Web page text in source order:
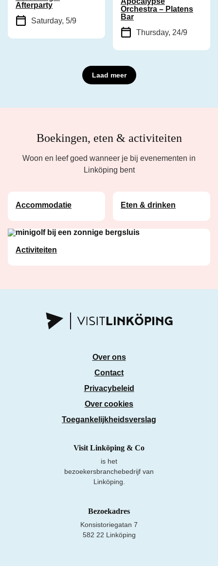
Afterparty
Saturday, 5/9
Orchestra – Platens
Bar
Thursday, 24/9
Laad meer
Boekingen, eten & activiteiten
Woon en leef goed wanneer je bij evenementen in
Linköping bent
Accommodatie Eten & drinken
Activiteiten
Over ons
Contact
Privacybeleid
Over cookies
Toegankelijkheidsverslag
Visit Linköping & Co
is het
bezoekersbranchebedrijf van
Linköping.
Bezoekadres
Konsistoriegatan 7
582 22 Linköping